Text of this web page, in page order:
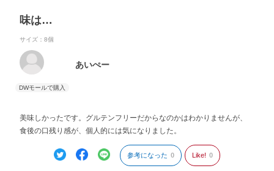
味は…
サイズ：8個
あいぺー
美味しかったです。グルテンフリーだからなのかはわかりませんが、
食後の口残り感が、個人的には気になりました。
参考になった 0 Like! 0